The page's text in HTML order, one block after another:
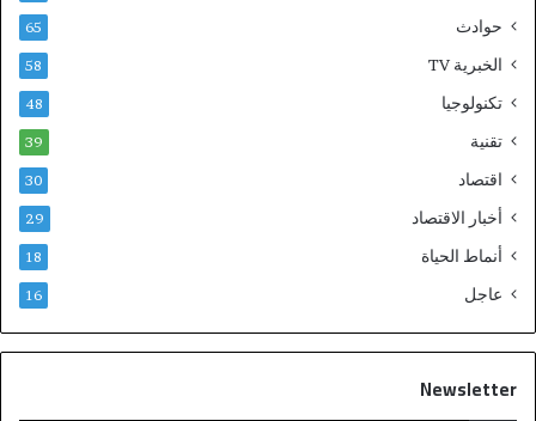
حوادث 65
الخبرية TV 58
تكنولوجيا 48
تقنية 39
اقتصاد 30
أخبار الاقتصاد 29
أنماط الحياة 18
عاجل 16
Newsletter